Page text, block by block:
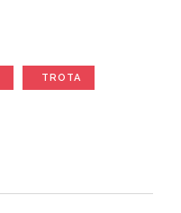
TROTA